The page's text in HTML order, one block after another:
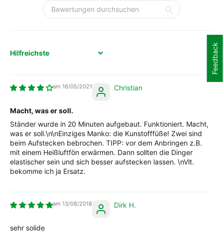
Sort by
16/05/2021 Christian
Macht, was er soll.
Ständer wurde in 20 Minuten aufgebaut. Funktioniert. Macht,
was er soll.\n\nEinziges Manko: die Kunstofffüße! Zwei sind
beim Aufstecken bebrochen. TIPP: vor dem Anbringen z.B.
mit einem Heißluftfön erwärmen. Dann sollten die Dinger
elastischer sein und sich besser aufstecken lassen. \nVlt.
bekomme ich ja Ersatz.
13/08/2018 Dirk H.
sehr solide
Feedback